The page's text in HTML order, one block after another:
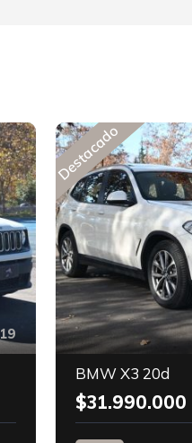
19
Destacado
BMW X3 20d
$31.990.000